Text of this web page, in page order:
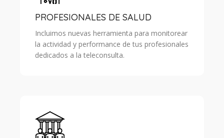
PROFESIONALES DE SALUD
Incluimos nuevas herramienta para monitorear
la actividad y performance de tus profesionales
dedicados a la teleconsulta.